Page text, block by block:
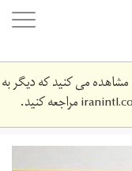
می کنید که دیگر به
مراجعه کنید.